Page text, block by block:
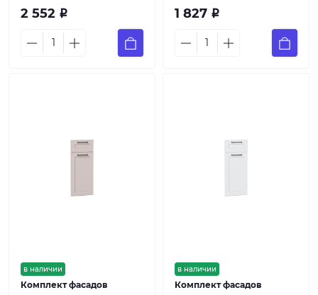
2 552 Р 1 827 Р
в наличии
Комплект фасадов
в наличии
Комплект фасадов